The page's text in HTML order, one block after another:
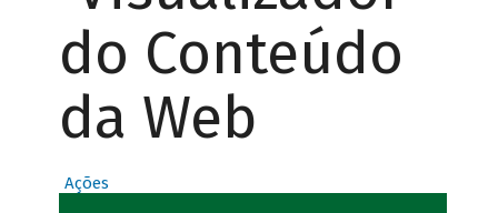
do Conteúdo
da Web
Ações